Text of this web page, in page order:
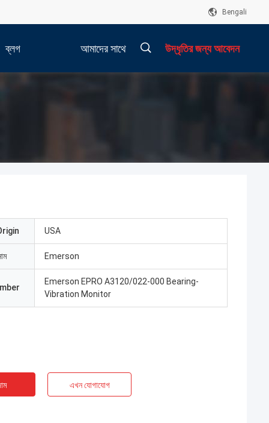
Bengali
ব্লগ আমাদের সাথে উদ্ধৃতির জন্য আবেদন
USA
Emerson
Emerson EPRO A3120/022-000 Bearing-
Vibration Monitor
এখন যোগাযোগ